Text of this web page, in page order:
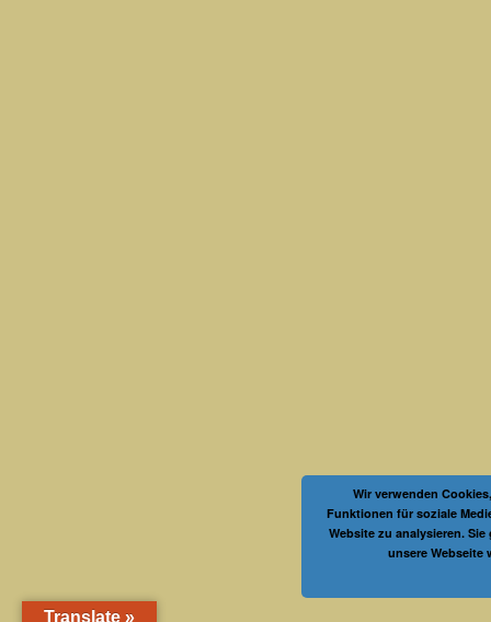
Translate »
Wir verwenden
Funktionen für soziale
Website zu analysieren.
unsere